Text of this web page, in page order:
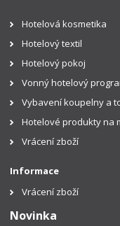
Hotelová kosmetika
Hotelový textil
Hotelový pokoj
Vonný hotelový
Vybavení koupelny a
Hotelové produkty na
Vrácení zboží
Informace
Vrácení zboží
Novinka